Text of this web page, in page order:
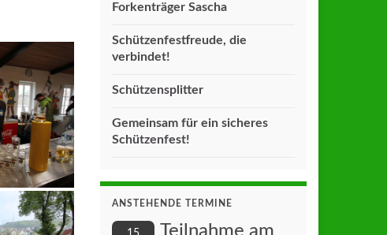
Forkenträger Sascha
Schützenfestfreude, die
verbindet!
Schützensplitter
Gemeinsam für ein sicheres
Schützenfest!
ANSTEHENDE TERMINE
Teilnahme am